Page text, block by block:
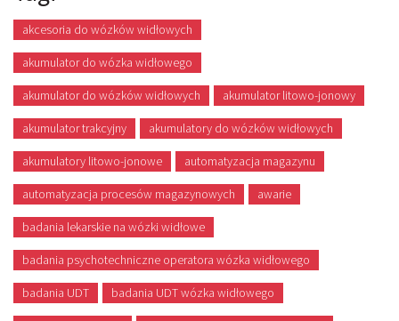
akcesoria do wózków widłowych
akumulator do wózka widłowego
akumulator do wózków widłowych akumulator litowo-jonowy
akumulator trakcyjny akumulatory do wózków widłowych
akumulatory litowo-jonowe automatyzacja magazynu
automatyzacja procesów magazynowych awarie
badania lekarskie na wózki widłowe
badania psychotechniczne operatora wózka widłowego
badania UDT badania UDT wózka widłowego